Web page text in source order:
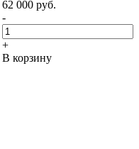
62 000 руб.
-
+
В корзину